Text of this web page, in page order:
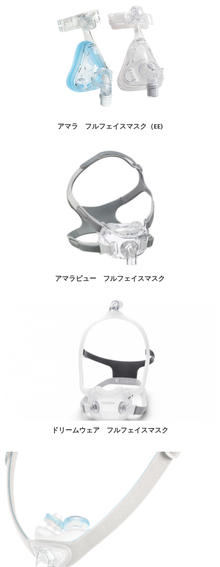
アマラ フルフェイスマスク（EE)
アマラビュー フルフェイスマスク
ドリームウェア フルフェイスマスク